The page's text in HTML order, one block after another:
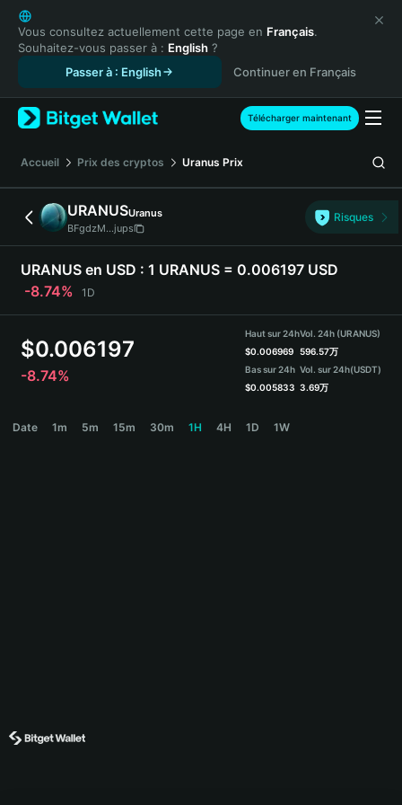
English
日本語
Tiếng Việt
Español (Latinoamérica)
Türkçe
Français
Deutsch
简体中文
繁體中文
Português (Portugal)
Bahasa Indonesia
ภาษาไทย
हिन्दी
Español
Português (Brasil)
Vous consultez actuellement cette page en Français.
Souhaitez-vous passer à : English ?
Passer à : English
Continuer en Français
Télécharger maintenant
Accueil Prix des cryptos Uranus Prix
URANUSUranus
BFgdzM...jups
Risques
URANUS en USD : 1 URANUS = 0.006197 USD
-8.74%
1D
$0.006197
-8.74%
Haut sur 24h
$0.006969
Bas sur 24h
$0.005833
Vol. 24h (URANUS)
596.57万
Vol. sur 24h(USDT)
3.69万
Date 1m 5m 15m 30m 1H 4H 1D 1W